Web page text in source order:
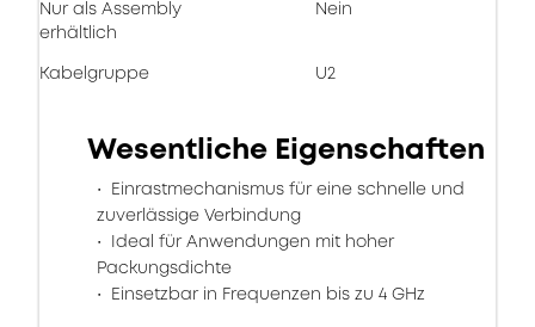
Nur als Assembly
erhältlich
Nein
Kabelgruppe U2
Wesentliche Eigenschaften
Einrastmechanismus für eine schnelle und
zuverlässige Verbindung
Ideal für Anwendungen mit hoher
Packungsdichte
Einsetzbar in Frequenzen bis zu 4 GHz